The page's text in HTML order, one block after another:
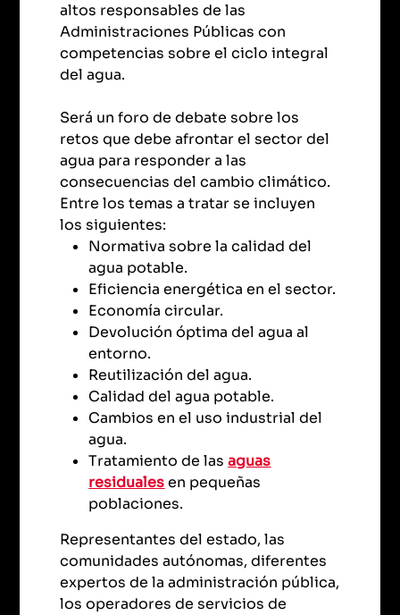
altos responsables de las
Administraciones Públicas con
competencias sobre el ciclo integral
del agua.
Será un foro de debate sobre los
retos que debe afrontar el sector del
agua para responder a las
consecuencias del cambio climático.
Entre los temas a tratar se incluyen
los siguientes:
Normativa sobre la calidad del
agua potable.
Eficiencia energética en el sector.
Economía circular.
Devolución óptima del agua al
entorno.
Reutilización del agua.
Calidad del agua potable.
Cambios en el uso industrial del
agua.
Tratamiento de lasaguas
residualesen pequeñas
poblaciones.
Representantes del estado, las
comunidades autónomas, diferentes
expertos de la administración pública,
los operadores de servicios de